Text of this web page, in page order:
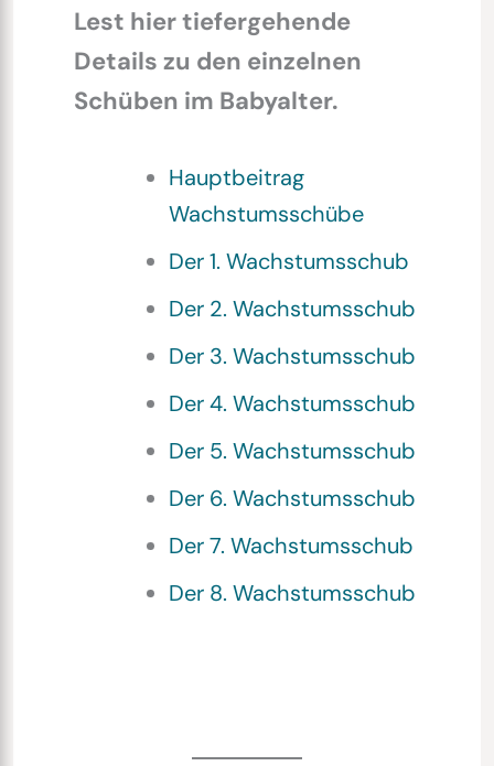
Lest hier tiefergehende
Details zu den einzelnen
Schüben im Babyalter.
Hauptbeitrag
Wachstumsschübe
Der 1. Wachstumsschub
Der 2. Wachstumsschub
Der 3. Wachstumsschub
Der 4. Wachstumsschub
Der 5. Wachstumsschub
Der 6. Wachstumsschub
Der 7. Wachstumsschub
Der 8. Wachstumsschub